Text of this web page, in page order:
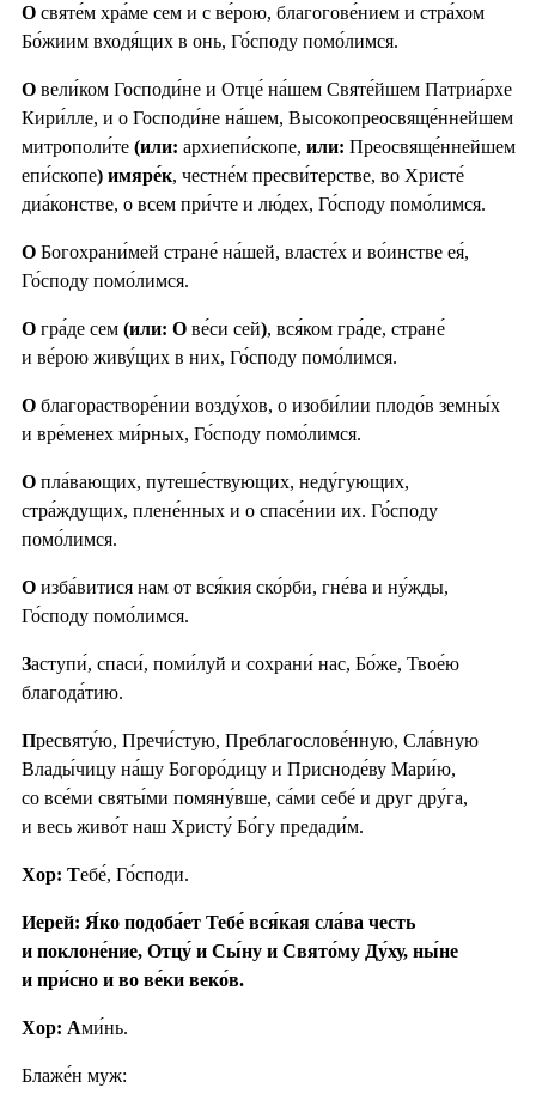
О святе́м хра́ме сем и с ве́рою, благогове́нием и стра́хом
Бо́жиим входя́щих в онь, Го́споду помо́лимся.
О вели́ком Господи́не и Отце́ на́шем Святе́йшем Патриа́рхе
Кири́лле, и о Господи́не на́шем, Высокопреосвяще́ннейшем
митрополи́те (или: архиепи́скопе, или: Преосвяще́ннейшем
епи́скопе) имяре́к, честне́м пресви́терстве, во Христе́
диа́констве, о всем при́чте и лю́дех, Го́споду помо́лимся.
О Богохрани́мей стране́ на́шей, власте́х и во́инстве ея́,
Го́споду помо́лимся.
О гра́де сем (или: О ве́си сей), вся́ком гра́де, стране́
и ве́рою живу́щих в них, Го́споду помо́лимся.
О благорастворе́нии возду́хов, о изоби́лии плодо́в земны́х
и вре́менех ми́рных, Го́споду помо́лимся.
О пла́вающих, путеше́ствующих, неду́гующих,
стра́ждущих, плене́нных и о спасе́нии их. Го́споду
помо́лимся.
О изба́витися нам от вся́кия ско́рби, гне́ва и ну́жды,
Го́споду помо́лимся.
Заступи́, спаси́, поми́луй и сохрани́ нас, Бо́же, Твое́ю
благода́тию.
Пресвяту́ю, Пречи́стую, Преблагослове́нную, Сла́вную
Влады́чицу на́шу Богоро́дицу и Присноде́ву Мари́ю,
со все́ми святы́ми помяну́вше, са́ми себе́ и друг дру́га,
и весь живо́т наш Христу́ Бо́гу предади́м.
Хор: Тебе́, Го́споди.
Иерей: Я́ко подоба́ет Тебе́ вся́кая сла́ва честь
и поклоне́ние, Отцу́ и Сы́ну и Свято́му Ду́ху, ны́не
и при́сно и во ве́ки веко́в.
Хор: Ами́нь.
Блаже́н муж: